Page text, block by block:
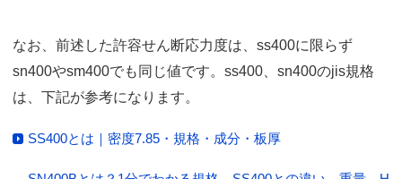
なお、前述した許容せん断応力度は、ss400に限らず
sn400やsm400でも同じ値です。ss400、sn400のjis規格
は、下記が参考になります。
SS400とは｜密度7.85・規格・成分・板厚